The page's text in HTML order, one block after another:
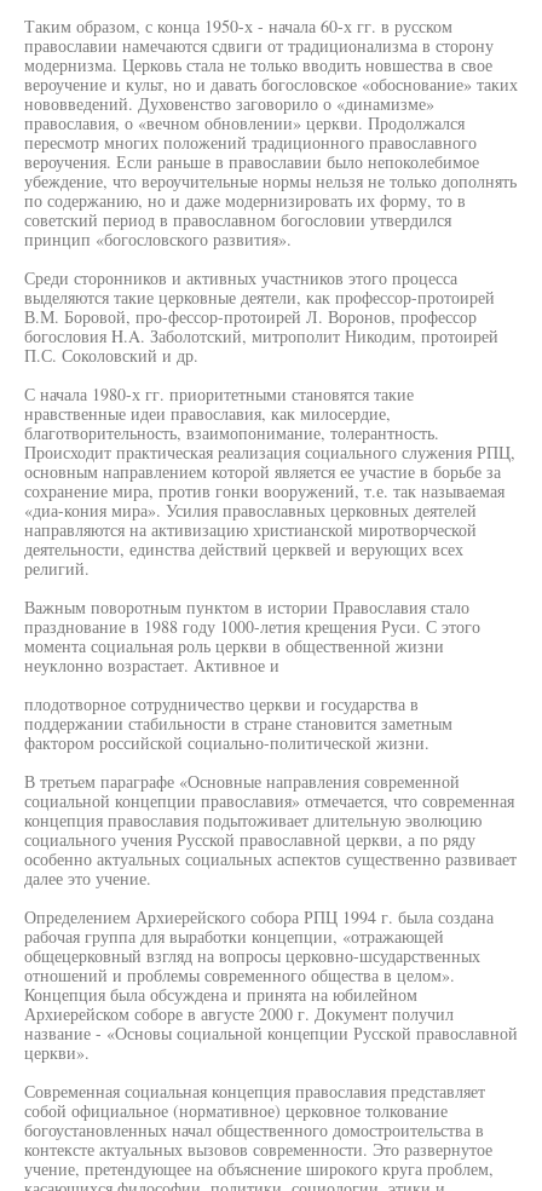
Таким образом, с конца 1950-х - начала 60-х гг. в русском
православии намечаются сдвиги от традиционализма в сторону
модернизма. Церковь стала не только вводить новшества в свое
вероучение и культ, но и давать богословское «обоснование» таких
нововведений. Духовенство заговорило о «динамизме»
православия, о «вечном обновлении» церкви. Продолжался
пересмотр многих положений традиционного православного
вероучения. Если раньше в православии было непоколебимое
убеждение, что вероучительные нормы нельзя не только дополнять
по содержанию, но и даже модернизировать их форму, то в
советский период в православном богословии утвердился
принцип «богословского развития».
Среди сторонников и активных участников этого процесса
выделяются такие церковные деятели, как профессор-протоирей
В.М. Боровой, про-фессор-протоирей Л. Воронов, профессор
богословия H.A. Заболотский, митрополит Никодим, протоирей
П.С. Соколовский и др.
С начала 1980-х гг. приоритетными становятся такие
нравственные идеи православия, как милосердие,
благотворительность, взаимопонимание, толерантность.
Происходит практическая реализация социального служения РПЦ,
основным направлением которой является ее участие в борьбе за
сохранение мира, против гонки вооружений, т.е. так называемая
«диа-кония мира». Усилия православных церковных деятелей
направляются на активизацию христианской миротворческой
деятельности, единства действий церквей и верующих всех
религий.
Важным поворотным пунктом в истории Православия стало
празднование в 1988 году 1000-летия крещения Руси. С этого
момента социальная роль церкви в общественной жизни
неуклонно возрастает. Активное и
плодотворное сотрудничество церкви и государства в
поддержании стабильности в стране становится заметным
фактором российской социально-политической жизни.
В третьем параграфе «Основные направления современной
социальной концепции православия» отмечается, что современная
концепция православия подытоживает длительную эволюцию
социального учения Русской православной церкви, а по ряду
особенно актуальных социальных аспектов существенно развивает
далее это учение.
Определением Архиерейского собора РПЦ 1994 г. была создана
рабочая группа для выработки концепции, «отражающей
общецерковный взгляд на вопросы церковно-шсударственных
отношений и проблемы современного общества в целом».
Концепция была обсуждена и принята на юбилейном
Архиерейском соборе в августе 2000 г. Документ получил
название - «Основы социальной концепции Русской православной
церкви».
Современная социальная концепция православия представляет
собой официальное (нормативное) церковное толкование
богоустановленных начал общественного домостроительства в
контексте актуальных вызовов современности. Это развернутое
учение, претендующее на объяснение широкого круга проблем,